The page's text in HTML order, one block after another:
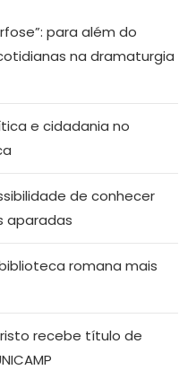
para além do
na dramaturgia
e cidadania no
de conhecer
aparadas
romana mais
recebe título de